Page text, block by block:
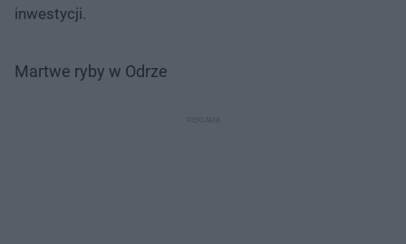
inwestycji.
Martwe ryby w Odrze